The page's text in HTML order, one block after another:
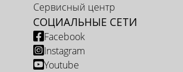
Сервисный центр
СОЦИАЛЬНЫЕ СЕТИ
Facebook
Instagram
Youtube